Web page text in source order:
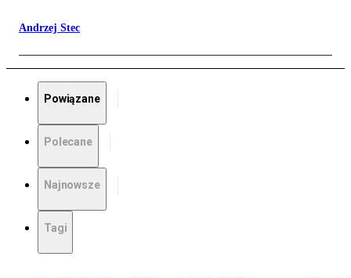
Andrzej Stec
Powiązane
Polecane
Najnowsze
Tagi